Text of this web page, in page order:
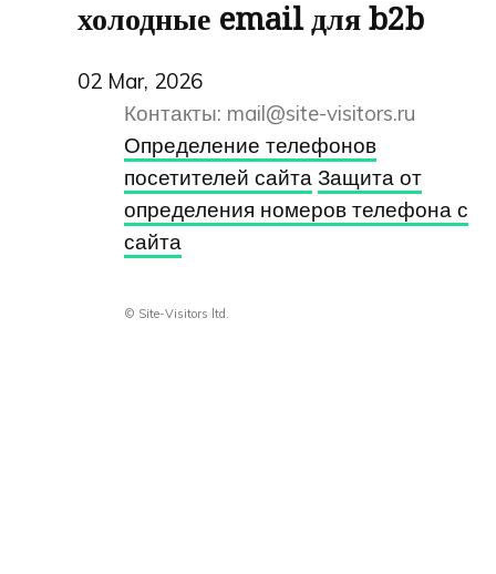
холодные email для b2b
02 Mar, 2026
Контакты: mail@site-visitors.ru
Определение телефонов
посетителей сайта Защита от
определения номеров телефона с
сайта
© Site-Visitors ltd.